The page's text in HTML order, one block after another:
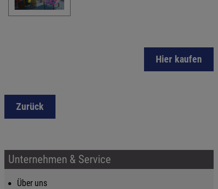
Hier kaufen
Zurück
Unternehmen & Service
Über uns